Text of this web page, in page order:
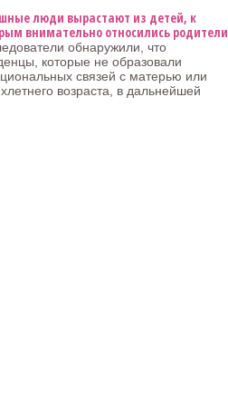
люди вырастают из детей, к
внимательно относились родители
обнаружили, что
которые не образовали
связей с матерью или
возраста, в дальнейшей